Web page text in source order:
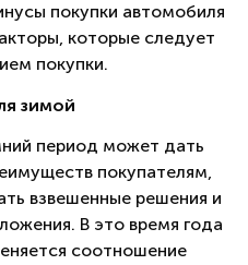
покупки автомобиля
которые следует
покупки.
зимой
период может дать
покупателям,
взвешенные решения и
В это время года
соотношение